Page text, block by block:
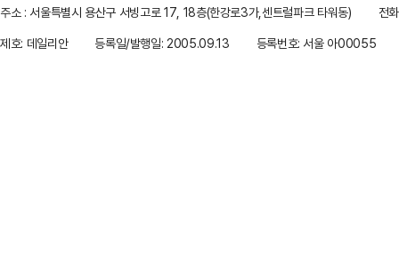
주소 : 서울특별시 용산구 서빙고로 17, 18층(한강로3가,센트럴파크 타워동)
전
제호: 데일리안
등록일/발행일: 2005.09.13 등록번호: 서울 아00055